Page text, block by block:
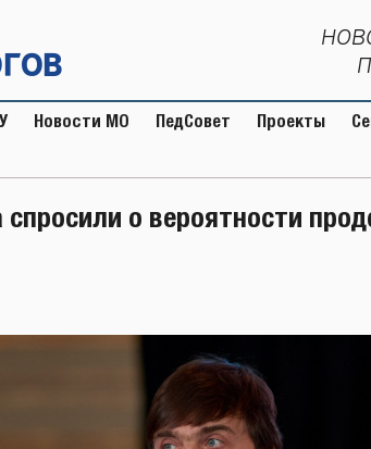
Новости МО ПедСовет Проекты
спросили о вероятности